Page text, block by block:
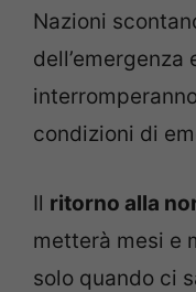
Nazioni
dell’emergenza
condizioni di
Il ritorno alla
metterà mesi e
solo quando ci